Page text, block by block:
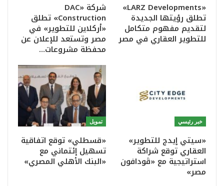
«LARZ Developments»
تطلق رؤيتها الجديدة
لتقديم مفهوم متكامل
للتطوير العقاري في مصر
شركة «DAC
Construction» تطلق
«أركلاين للتطوير» في
مصر وتستعد للإعلان عن
محفظة مشروعات…
خبر رئيسي
«سيتي إيدج للتطوير»
العقاري توقع شراكة
استراتيجية مع «ڤودافون
مصر»
تمويل
«قسطلي» توقع اتفاقية
تسهيل إئتماني مع
«البنك الأهلي المصري»